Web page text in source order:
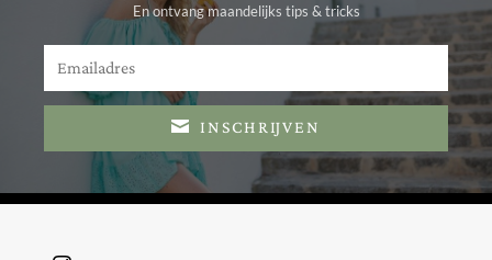
En ontvang maandelijks tips & tricks
INSCHRIJVEN